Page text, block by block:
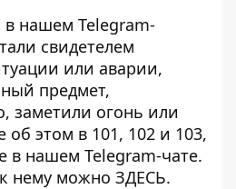
в нашем Telegram-
свидетелем
или аварии,
предмет,
заметили огонь или
этом в 101, 102 и 103,
в нашем Telegram-чате.
нему можно ЗДЕСЬ.